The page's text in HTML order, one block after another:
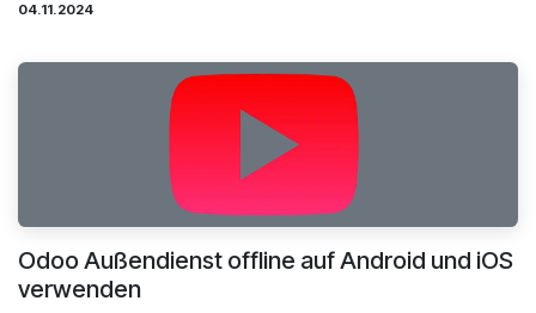
04.11.2024
Odoo Außendienst offline auf Android und iOS
verwenden